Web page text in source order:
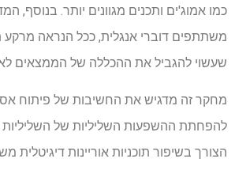
כמו אמוג'ים ותכנים מגוונים יותר. בנוסף,
משתתפים דוברי אנגלית, ככל הנראה מרקע
שעשוי להגביל את ההכללה של הממצאים
מחקר זה מדגיש את החשיבות של פיתוח
להפחתת ההשפעות השליליות של השליליות
הצורך בשיפור תוכניות אוריינות דיגיטלית